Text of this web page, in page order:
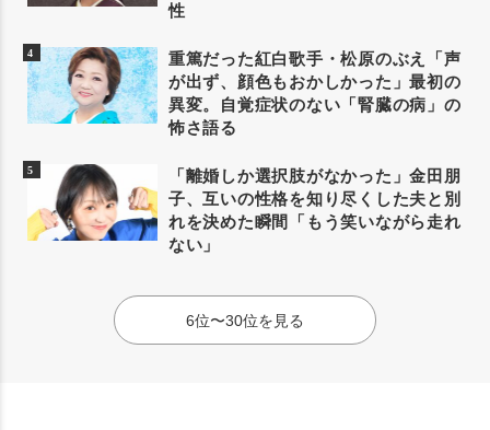
性
重篤だった紅白歌手・松原のぶえ「声
が出ず、顔色もおかしかった」最初の
異変。自覚症状のない「腎臓の病」の
怖さ語る
「離婚しか選択肢がなかった」金田朋
子、互いの性格を知り尽くした夫と別
れを決めた瞬間「もう笑いながら走れ
ない」
6位〜30位を見る